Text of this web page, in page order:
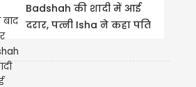
Badshah की शादी में आई
दरार, पत्नी Isha ने कहा पति